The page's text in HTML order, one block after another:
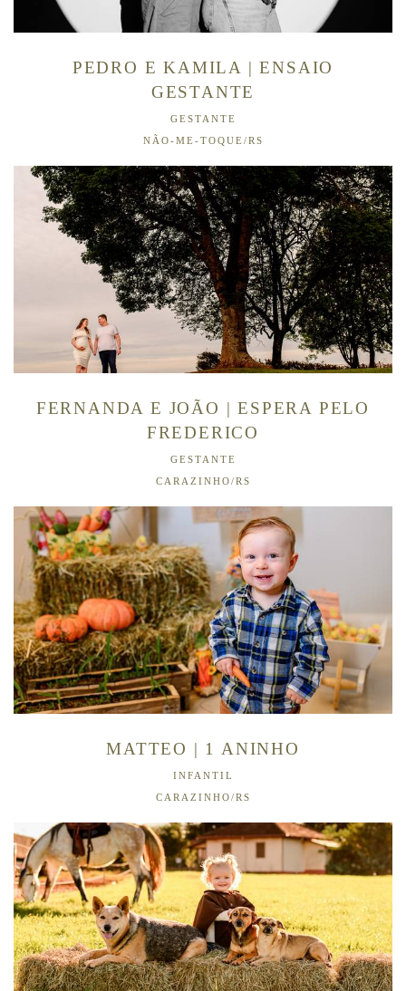
PEDRO E KAMILA | ENSAIO
GESTANTE
GESTANTE
NÃO-ME-TOQUE/RS
FERNANDA E JOÃO | ESPERA PELO
FREDERICO
GESTANTE
CARAZINHO/RS
MATTEO | 1 ANINHO
INFANTIL
CARAZINHO/RS